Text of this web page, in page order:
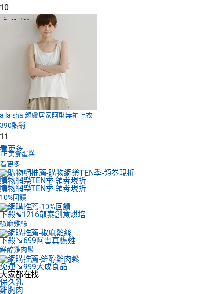
10
a la sha 親膚居家阿財無袖上衣
390熱銷
11
看更多
1F美食蛋糕
看更多
購物網樂TEN季-領劵現折
購物網樂TEN季-領劵現折
10%回饋
下殺⬊1216龍泰創意烘培
椒麻雞絲
下殺↘699阿雪真甕雞
鮮醇雞肉鬆
免運↘999大成食品
大家都在找
保久乳
雞胸肉